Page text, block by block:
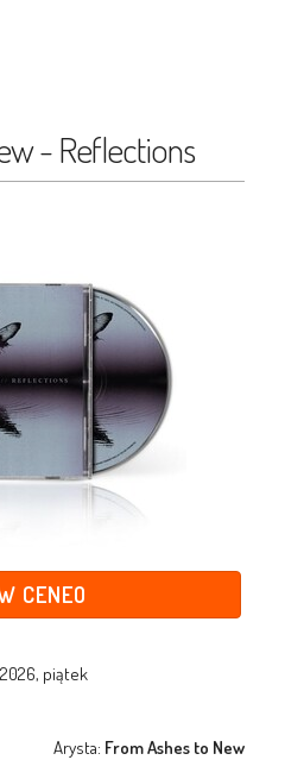
- Reflections
CENEO
piątek
Arysta: From Ashes to New